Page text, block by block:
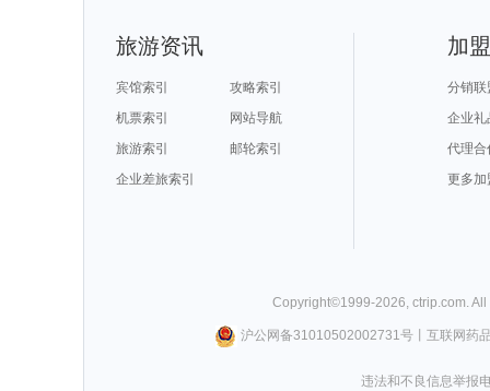
旅游资讯
宾馆索引
攻略索引
机票索引
网站导航
旅游索引
邮轮索引
企业差旅索引
加
分销联
企业礼
代理合
更多加
Copyright©1999-2026, ctrip.com.
沪公网备31010502002731号丨 互联网药
违法和不良信息举报